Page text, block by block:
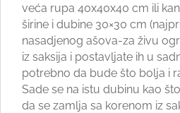
veća rupa 40x40x40 cm ili
širine i dubine 30×30 cm
nasadjenog ašova-za živu
iz saksija i postavljate ih u
potrebno da bude što bolja i
Sade se na istu dubinu kao
da se zamlja sa korenom iz